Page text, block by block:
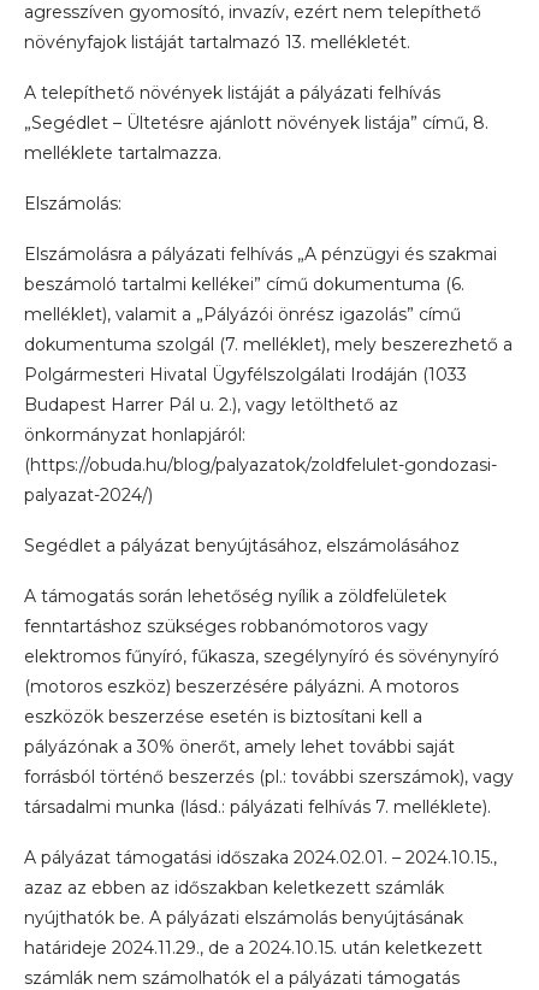
agresszíven gyomosító, invazív, ezért nem telepíthető
növényfajok listáját tartalmazó 13. mellékletét.
A telepíthető növények listáját a pályázati felhívás
„Segédlet – Ültetésre ajánlott növények listája” című, 8.
melléklete tartalmazza.
Elszámolás:
Elszámolásra a pályázati felhívás „A pénzügyi és szakmai
beszámoló tartalmi kellékei” című dokumentuma (6.
melléklet), valamit a „Pályázói önrész igazolás” című
dokumentuma szolgál (7. melléklet), mely beszerezhető a
Polgármesteri Hivatal Ügyfélszolgálati Irodáján (1033
Budapest Harrer Pál u. 2.), vagy letölthető az
önkormányzat honlapjáról:
(https://obuda.hu/blog/palyazatok/zoldfelulet-gondozasi-
palyazat-2024/)
Segédlet a pályázat benyújtásához, elszámolásához
A támogatás során lehetőség nyílik a zöldfelületek
fenntartáshoz szükséges robbanómotoros vagy
elektromos fűnyíró, fűkasza, szegélynyíró és sövénynyíró
(motoros eszköz) beszerzésére pályázni. A motoros
eszközök beszerzése esetén is biztosítani kell a
pályázónak a 30% önerőt, amely lehet további saját
forrásból történő beszerzés (pl.: további szerszámok), vagy
társadalmi munka (lásd.: pályázati felhívás 7. melléklete).
A pályázat támogatási időszaka 2024.02.01. – 2024.10.15.,
azaz az ebben az időszakban keletkezett számlák
nyújthatók be. A pályázati elszámolás benyújtásának
határideje 2024.11.29., de a 2024.10.15. után keletkezett
számlák nem számolhatók el a pályázati támogatás